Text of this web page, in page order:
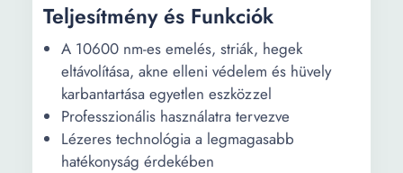
Teljesítmény és Funkciók
A 10600 nm-es emelés, striák, hegek
eltávolítása, akne elleni védelem és hüvely
karbantartása egyetlen eszközzel
Professzionális használatra tervezve
Lézeres technológia a legmagasabb
hatékonyság érdekében